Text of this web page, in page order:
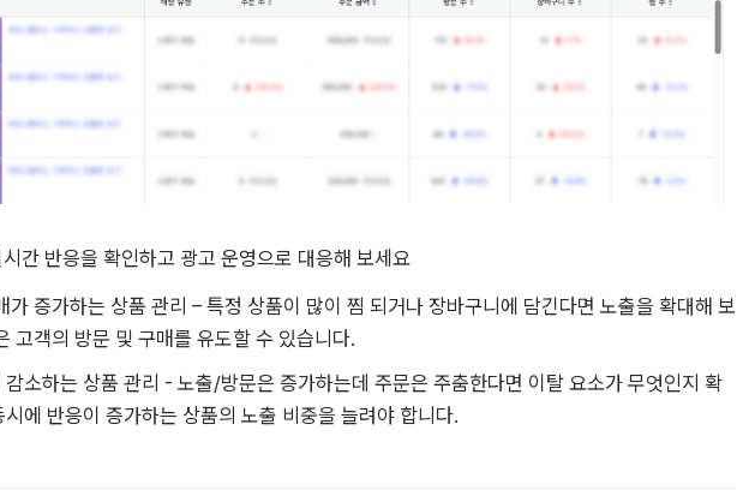
간 반응을 확인하고 광고 운영으로 대응해 보세요
가 증가하는 상품 관리 – 특정 상품이 많이 찜 되거나 장바구니에 담긴다면 노출을 확대해 보
고객의 방문 및 구매를 유도할 수 있습니다.
감소하는 상품 관리 - 노출/방문은 증가하는데 주문은 주춤한다면 이탈 요소가 무엇인지 확
시에 반응이 증가하는 상품의 노출 비중을 늘려야 합니다.